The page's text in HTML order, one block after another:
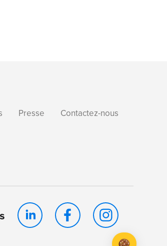
Presse Contactez-nous
Gestion du Consentement :